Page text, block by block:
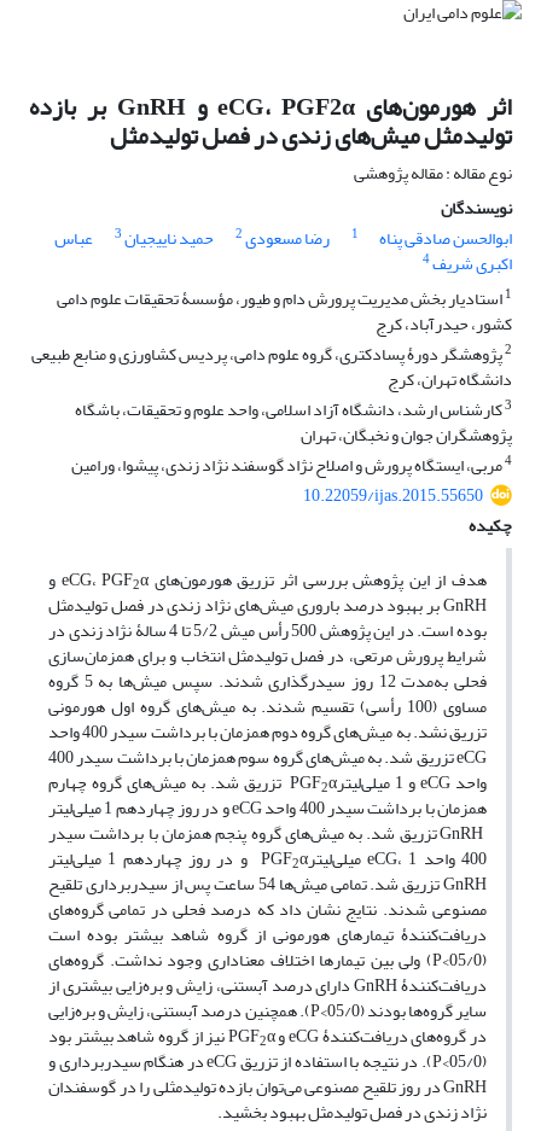
اثر هورمون‌های eCG، PGF2α و GnRH بر بازده
تولیدمثل میش‌های زندی در فصل تولیدمثل
نوع مقاله : مقاله پژوهشی
نویسندگان
ابوالحسن صادقی پناه
1 رضا مسعودی2 حمید ناییجیان3 عباس
اکبری شریف4
1استادیار بخش مدیریت پرورش دام و طیور، مؤسسۀ تحقیقات علوم دامی
کشور، حیدرآباد، کرج
2پژوهشگر دورۀ پسادکتری، گروه علوم دامی، پردیس کشاورزی و منابع طبیعی
دانشگاه تهران، کرج
3کارشناس ارشد، دانشگاه آزاد اسلامی، واحد علوم و تحقیقات، باشگاه
پژوهشگران جوان و نخبگان، تهران
4مربی، ایستگاه پرورش و اصلاح نژاد گوسفند نژاد زندی، پیشوا، ورامین
10.22059/ijas.2015.55650
چکیده
هدف از این پژوهش بررسی اثر تزریق هورمون‌های eCG، PGF 2 α و
GnRH بر بهبود درصد باروری میش‌های نژاد زندی در فصل تولیدمثل
بوده است. در این پژوهش 500 رأس میش 5/2 تا 4 سالۀ نژاد زندی در
شرایط پرورش مرتعی، در فصل تولیدمثل انتخاب و برای همزمان‌سازی
فحلی به‌مدت 12 روز سیدرگذاری شدند. سپس میش‌ها به 5 گروه
مساوی (100 رأسی) تقسیم شدند. به میش‌های گروه اول هورمونی
تزریق نشد. به میش‌های گروه دوم همزمان با برداشت سیدر 400 واحد
eCG تزریق شد. به میش‌های گروه سوم همزمان با برداشت سیدر 400
واحد eCG و 1 میلی‌لیترPGF 2 α تزریق شد. به میش‌های گروه چهارم
همزمان با برداشت سیدر 400 واحد eCG و در روز چهاردهم 1 میلی‌لیتر
GnRH تزریق شد. به میش‌های گروه پنجم همزمان با برداشت سیدر
400 واحد eCG، 1 میلی‌لیترPGF 2 α و در روز چهاردهم 1 میلی‌لیتر
GnRH تزریق شد. تمامی میش‌ها 54 ساعت پس از سیدربرداری تلقیح
مصنوعی شدند. نتایج نشان داد که درصد فحلی در تمامی گروه‌های
دریافت‌کنندۀ تیمارهای هورمونی از گروه شاهد بیشتر بوده است
(05/0>P) ولی بین تیمارها اختلاف معناداری وجود نداشت. گروه‌های
دریافت‌کنندۀ GnRH دارای درصد آبستنی، زایش و بره‌زایی بیشتری از
سایر گروه‌ها بودند (05/0>P). همچنین درصد آبستنی، زایش و بره‌زایی
در گروه‌های دریافت‌کنندۀ eCG و PGF 2 α نیز از گروه شاهد بیشتر بود
(05/0>P). در نتیجه با استفاده از تزریق eCG در هنگام سیدربرداری و
GnRH در روز تلقیح مصنوعی می‌توان بازده تولیدمثلی را در گوسفندان
نژاد زندی در فصل تولیدمثل بهبود بخشید.